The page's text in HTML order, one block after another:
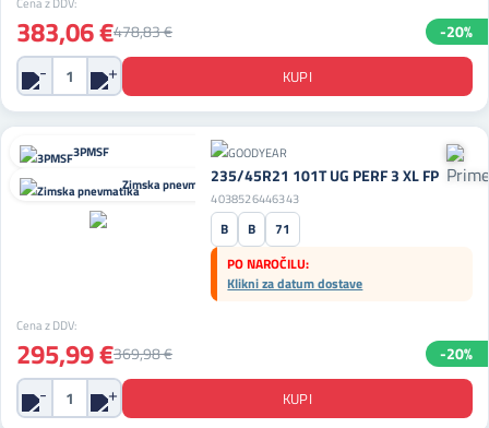
383,06 €478,83 € -20%
3PMSF
Zimska pnevmatika235/45R21 101T UG PERF 3 XL FP
4038526446343
B B
71
PO NAROČILU:
Klikni za datum dostave
Cena z DDV:
295,99 €369,98 € -20%